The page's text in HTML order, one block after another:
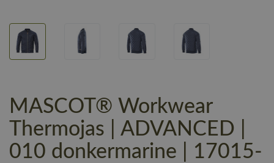
MASCOT® Workwear
Thermojas | ADVANCED |
010 donkermarine | 17015-